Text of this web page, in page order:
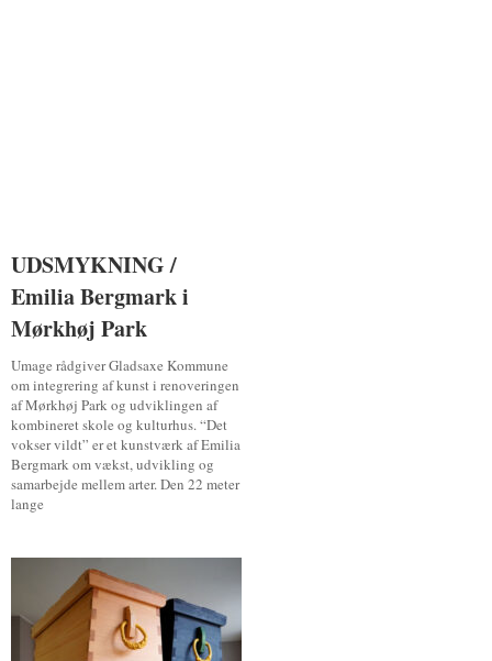
UDSMYKNING /
Emilia Bergmark i
Mørkhøj Park
Umage rådgiver Gladsaxe Kommune
om integrering af kunst i renoveringen
af Mørkhøj Park og udviklingen af
kombineret skole og kulturhus. “Det
vokser vildt” er et kunstværk af Emilia
Bergmark om vækst, udvikling og
samarbejde mellem arter. Den 22 meter
lange
UDSMYKNING /
Emilia Bergmark i
Mørkhøj Park